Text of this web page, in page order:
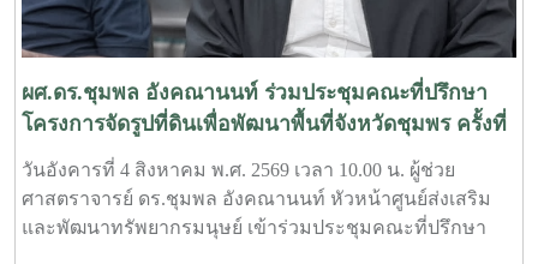
ผศ.ดร.ชุมพล อังคณานนท์ ร่วมประชุมคณะที่ปรึกษา
โครงการจัดรูปที่ดินเพื่อพัฒนาพื้นที่จังหวัดชุมพร ครั้งที่
2/2569
วันอังคารที่ 4 สิงหาคม พ.ศ. 2569 เวลา 10.00 น. ผู้ช่วย
ศาสตราจารย์ ดร.ชุมพล อังคณานนท์ หัวหน้าศูนย์ส่งเสริม
และพัฒนาทรัพยากรมนุษย์ เข้าร่วมประชุมคณะที่ปรึกษา